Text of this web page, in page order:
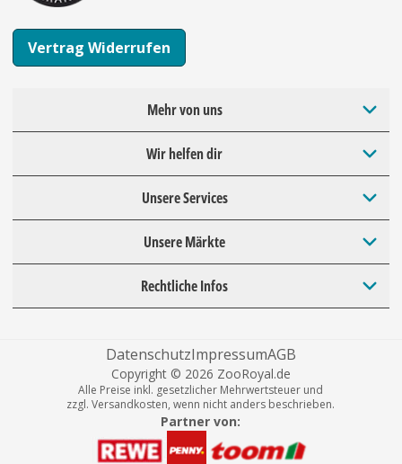
Vertrag Widerrufen
Mehr von uns
Wir helfen dir
Unsere Services
Unsere Märkte
Rechtliche Infos
DatenschutzImpressumAGB
Copyright © 2026 ZooRoyal.de
Alle Preise inkl. gesetzlicher Mehrwertsteuer und
zzgl. Versandkosten, wenn nicht anders beschrieben.
Partner von: